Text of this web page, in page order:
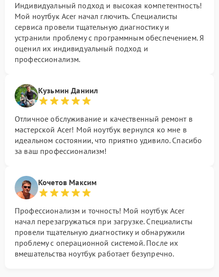
Индивидуальный подход и высокая компетентность!
Мой ноутбук Acer начал глючить. Специалисты
сервиса провели тщательную диагностику и
устранили проблему с программным обеспечением. Я
оценил их индивидуальный подход и
профессионализм.
Кузьмин Даниил
Отличное обслуживание и качественный ремонт в
мастерской Acer! Мой ноутбук вернулся ко мне в
идеальном состоянии, что приятно удивило. Спасибо
за ваш профессионализм!
Кочетов Максим
Профессионализм и точность! Мой ноутбук Acer
начал перезагружаться при загрузке. Специалисты
провели тщательную диагностику и обнаружили
проблему с операционной системой. После их
вмешательства ноутбук работает безупречно.